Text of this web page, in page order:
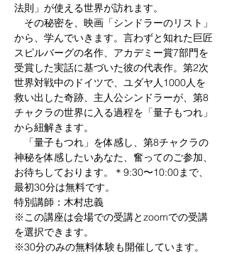
法則」が使える世界が訪れます。
その秘密を、映画「シンドラーのリスト」
から、学んでいきます。言わずと知れた巨匠
スピルバーグの名作、アカデミー賞7部門を
受賞した実話に基づいた彼の代表作。第2次
世界対戦中のドイツで、ユダヤ人1000人を
救い出した奇跡、主人公シンドラーが、第8
チャクラの世界に入る過程を「量子もつれ」
から紐解きます。
「量子もつれ」を体感し、第8チャクラの
神秘を体感したいあなた、奮ってのご参加、
お待ちしております。＊9:30〜10:00まで、
最初30分は無料です。
特別講師：木村忠義
※この講座は会場での受講とzoomでの受講
を選択できます。
※30分のみの無料体験も開催しています。